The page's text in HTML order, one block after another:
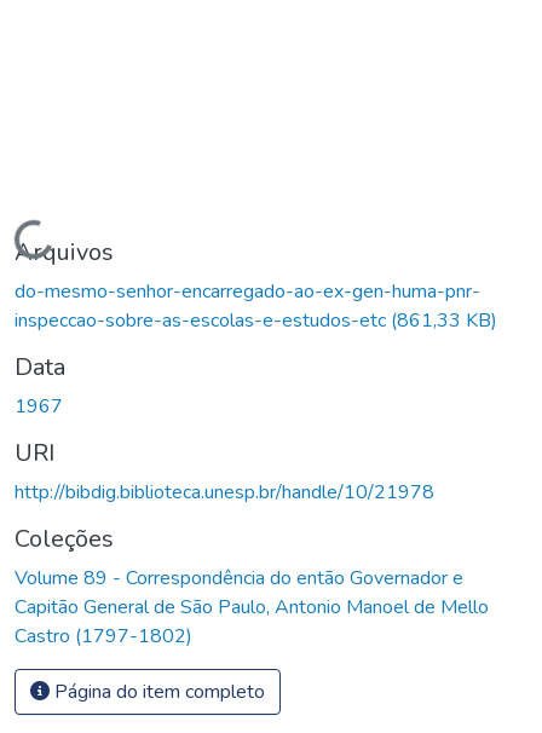
Carregando...
Arquivos
do-mesmo-senhor-encarregado-ao-ex-gen-huma-pnr-
inspeccao-sobre-as-escolas-e-estudos-etc (861,33 KB)
Data
1967
URI
http://bibdig.biblioteca.unesp.br/handle/10/21978
Coleções
Volume 89 - Correspondência do então Governador e
Capitão General de São Paulo, Antonio Manoel de Mello
Castro (1797-1802)
Página do item completo